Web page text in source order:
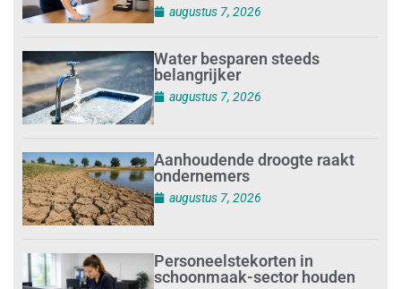
augustus 7, 2026
Water besparen steeds
belangrijker
augustus 7, 2026
Aanhoudende droogte raakt
ondernemers
augustus 7, 2026
Personeelstekorten in
schoonmaak-sector houden